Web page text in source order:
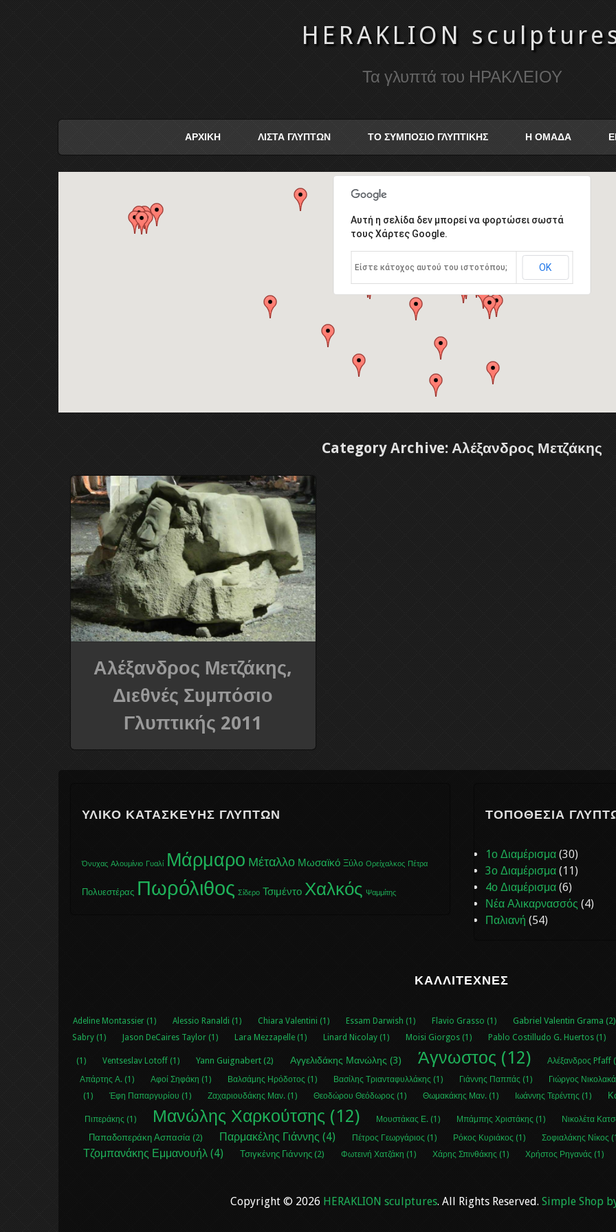
HERAKLION
Τα γλυπτά του ΗΡΑΚΛΕΙΟΥ
ΑΡΧΙΚΗ ΛΙΣΤΑ ΓΛΥΠΤΩΝ ΤΟ ΣΥΜΠΟΣΙΟ ΓΛΥΠΤΙΚΗΣ Η ΟΜΑΔΑ
Αυτή η σελίδα δεν μπορεί να φορτώσει σωστά
τους Χάρτες Google.
Είστε κάτοχος αυτού του ιστοτόπου; ΟΚ
Category Archive: Αλέξανδρος Μετζάκης
Αλέξανδρος Μετζάκης,
Διεθνές Συμπόσιο
Γλυπτικής 2011
ΥΛΙΚΌ ΚΑΤΑΣΚΕΥΉΣ ΓΛΥΠΤΏΝ
Όνυχας Αλουμίνιο Γυαλί Μάρμαρο Μέταλλο Μωσαϊκό Ξύλο Ορείχαλκος Πέτρα
Πολυεστέρας Πωρόλιθος Σίδερο Τσιμέντο Χαλκός Ψαμμίτης
ΤΟΠΟΘΕΣΊΑ
1ο Διαμέρισμα(30)
3ο Διαμέρισμα(11)
4ο Διαμέρισμα(6)
Νέα Αλικαρνασσός (4)
Παλιανή (54)
ΚΑΛΛΙΤΈΧΝΕΣ
Adeline Montassier (1) Alessio Ranaldi (1) Chiara Valentini (1) Essam Darwish (1) Flavio Grasso (1) Gabriel Valentin Grama (2)
Sabry (1) Jason DeCaires Taylor (1) Lara Mezzapelle (1) Linard Nicolay (1) Moisi Giorgos (1) Pablo Costilludo G. Huertos (1)
(1) Ventseslav Lotoff (1) Yann Guignabert (2) Αγγελιδάκης Μανώλης (3) Άγνωστος (12)
Αλέξανδρος Pfaff
Απάρτης Α. (1)
Αφοί Σηφάκη (1) Βαλσάμης Ηρόδοτος (1) Βασίλης Τριανταφυλλάκης (1) Γιάννης Παππάς (1)
Γιώργος
(1)
Έφη Παπαργυρίου (1) Ζαχαριουδάκης Μαν. (1) Θεοδώρου Θεόδωρος (1) Θωμακάκης Μαν. (1) Ιωάννης Τερέντης (1)
Πιπεράκης (1) Μανώλης Χαρκούτσης (12) Μουστάκας Ε. (1) Μπάμπης Χριστάκης (1) Νικολέτα
Παπαδοπεράκη Ασπασία (2) Παρμακέλης Γιάννης (4) Πέτρος Γεωργάριος (1) Ρόκος Κυριάκος (1) Σοφιαλάκης Νίκος
Τζομπανάκης Εμμανουήλ (4) Τσιγκένης Γιάννης (2) Φωτεινή Χατζάκη (1) Χάρης Σπινθάκης (1) Χρήστος Ρηγανάς (1)
Copyright © 2026 HERAKLION sculptures. All Rights Reserved. Simple Shop